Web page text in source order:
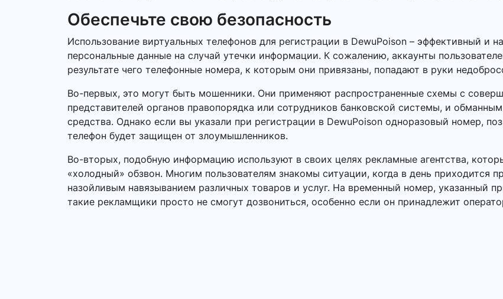
Обеспечьте свою безопасность
Использование виртуальных телефонов для регистрации в DewuPoison – эффективный и
персональные данные на случай утечки информации. К сожалению, аккаунты
результате чего телефонные номера, к которым они привязаны, попадают в руки
Во-первых, это могут быть мошенники. Они применяют распространенные схемы с
представителей органов правопорядка или сотрудников банковской системы, и
средства. Однако если вы указали при регистрации в DewuPoison одноразовый номер,
телефон будет защищен от злоумышленников.
Во-вторых, подобную информацию используют в своих целях рекламные агентства,
«холодный» обзвон. Многим пользователям знакомы ситуации, когда в день приходится
назойливым навязыванием различных товаров и услуг. На временный номер, указанный
такие рекламщики просто не смогут дозвониться, особенно если он принадлежит